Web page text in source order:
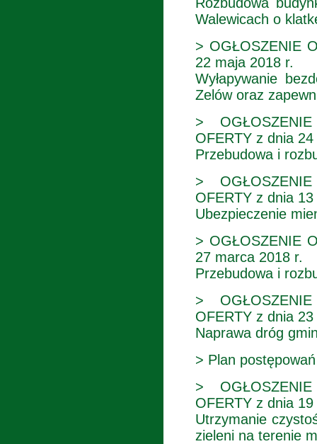
Walewicach o
> OGŁOSZENIE
22 maja 2018 r.
Wyłapywanie
Zelów oraz
>
OFERTY z dnia
Przebudowa i
>
OFERTY z dnia
Ubezpieczenie
> OGŁOSZENIE
27 marca 2018 r.
Przebudowa i
>
OFERTY z dnia
Naprawa dróg
> Plan
>
OFERTY z dnia
Utrzymanie
zieleni na terenie